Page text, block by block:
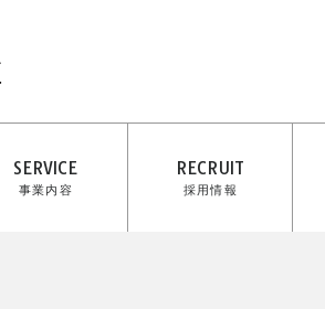
SERVICE
事業内容
RECRUIT
採用情報